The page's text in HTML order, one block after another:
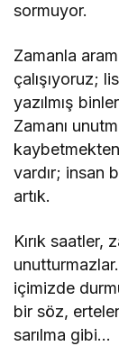
sormuyor.
Zamanla
çalışıyoruz;
yazılmış
Zamanı
vardır; insan
artık.
Kırık saatler,
içimizde
bir söz,
sarılma gibi…